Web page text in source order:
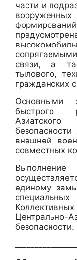
части и
связи, а
тылового,
гражданских
Основными
быстрого
внешней
совместных
единому
Центрально-
безопасности.